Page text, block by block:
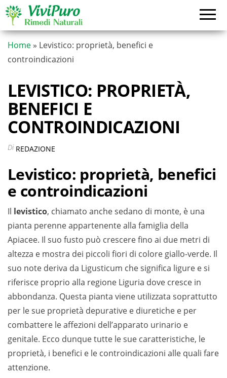
Vai
contenuto
Home » Levistico: proprietà, benefici e
controindicazioni
LEVISTICO: PROPRIETÀ,
BENEFICI E
CONTROINDICAZIONI
Di REDAZIONE
Levistico: proprietà, benefici
e controindicazioni
Il levistico, chiamato anche sedano di monte, è una
pianta perenne appartenente alla famiglia della
Apiacee. Il suo fusto può crescere fino ai due metri di
altezza e mostra dei piccoli fiori di colore giallo-verde. Il
suo note deriva da Ligusticum che significa ligure e si
riferisce proprio alla regione Liguria dove cresce in
abbondanza. Questa pianta viene utilizzata soprattutto
per le sue proprietà depurative e diuretiche e per
combattere le affezioni dell’apparato urinario e
genitale. Ecco dunque tutte le sue caratteristiche, le
proprietà, i benefici e le controindicazioni alle quali fare
attenzione.